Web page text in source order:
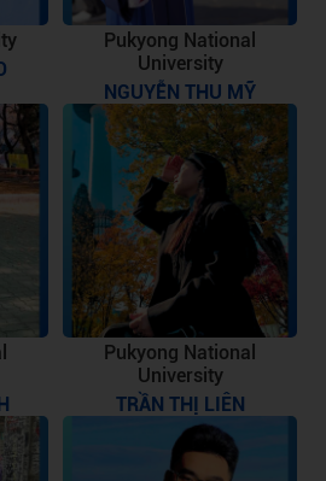
Pukyong National
University
NGUYỄN THU MỸ
Pukyong National
University
TRẦN THỊ LIÊN